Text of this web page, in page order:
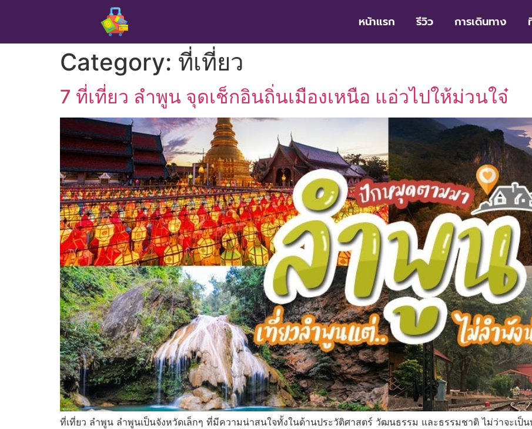
หน้าแรก รีวิว การเดินทาง
Category: ที่เที่ยว
7 ที่เที่ยว ลําพูน จุดเช็กอินถิ่นเมืองเหนือ แอ่วไปให้ม่วนใจ๋
ที่เที่ยว ลําพูน ลำพูนเป็นจังหวัดเล็กๆ ที่มีความน่าสนใจทั้งในด้านประวัติศาสตร์ วัฒนธรรม และธรรมชาติ ไม่ว่าจะเป็